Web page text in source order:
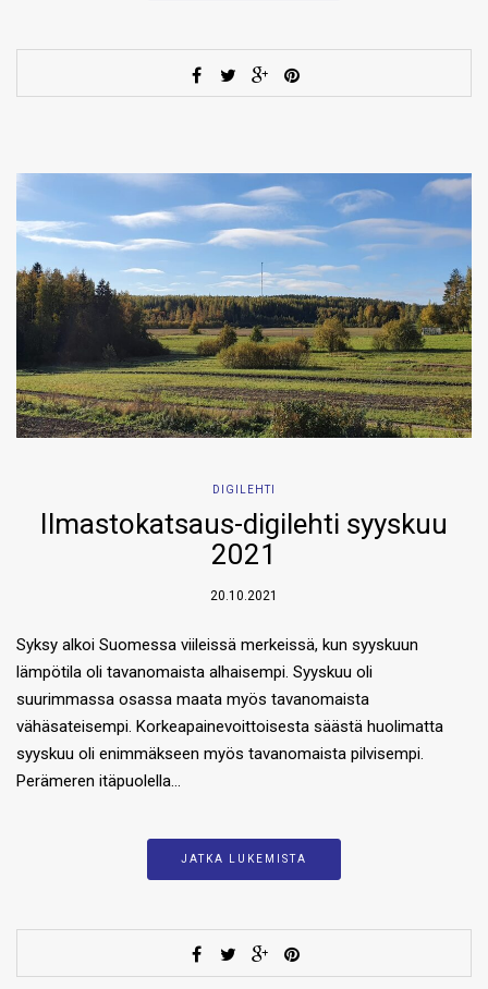
DIGILEHTI
Ilmastokatsaus-digilehti syyskuu
2021
20.10.2021
Syksy alkoi Suomessa viileissä merkeissä, kun syyskuun
lämpötila oli tavanomaista alhaisempi. Syyskuu oli
suurimmassa osassa maata myös tavanomaista
vähäsateisempi. Korkeapainevoittoisesta säästä huolimatta
syyskuu oli enimmäkseen myös tavanomaista pilvisempi.
Perämeren itäpuolella…
JATKA LUKEMISTA